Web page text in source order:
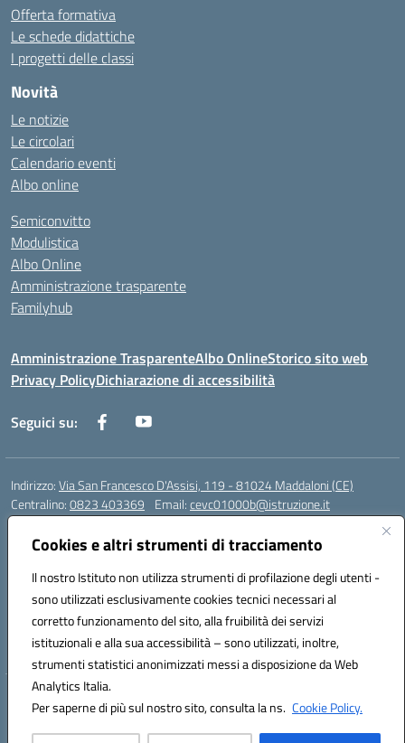
Cookies e altri strumenti di tracciamento
Il nostro Istituto non utilizza strumenti di profilazione degli utenti -
sono utilizzati esclusivamente cookies tecnici necessari al
corretto funzionamento del sito, alla fruibilità dei servizi
istituzionali e alla sua accessibilità – sono utilizzati, inoltre,
strumenti statistici anonimizzati messi a disposizione da Web
Analytics Italia.
Per saperne di più sul nostro sito, consulta la ns. Cookie Policy.
Offerta formativa
Le schede didattiche
I progetti delle classi
Novità
Le notizie
Le circolari
Calendario eventi
Albo online
Semiconvitto
Modulistica
Albo Online
Amministrazione trasparente
Familyhub
Amministrazione TrasparenteAlbo OnlineStorico sito web
Privacy PolicyDichiarazione di accessibilità
Seguici su:
Indirizzo:Via San Francesco D'Assisi, 119 - 81024 Maddaloni (CE)
Centralino:0823 403369 Email:cevc01000b@istruzione.it
Posta elettronica certificata (PEC):
Codice fiscale: 80004990612 (Convitto) - 93044680614 (Scuole
Annesse)
Codice meccanografico:CEVC01000B
Codice Indice delle Pubbliche Amministrazioni (IPA): istsc_cevc01000b
Codice unico di fatturazione (CUF): ZUT1RT
Hosting & Powered by 3D Solution S.r.l.
Concept & Design by Designers Italia